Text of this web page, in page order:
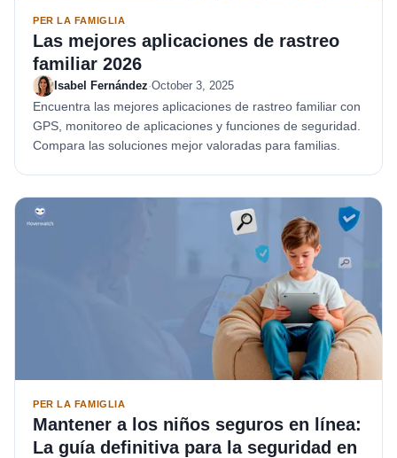
PER LA FAMIGLIA
Las mejores aplicaciones de rastreo
familiar 2026
Isabel Fernández·October 3, 2025
Encuentra las mejores aplicaciones de rastreo familiar con
GPS, monitoreo de aplicaciones y funciones de seguridad.
Compara las soluciones mejor valoradas para familias.
PER LA FAMIGLIA
Mantener a los niños seguros en línea:
La guía definitiva para la seguridad en